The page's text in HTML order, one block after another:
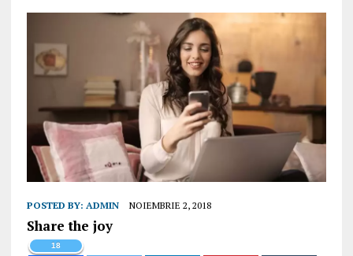
POSTED BY: ADMIN NOIEMBRIE 2, 2018
Share the joy
18